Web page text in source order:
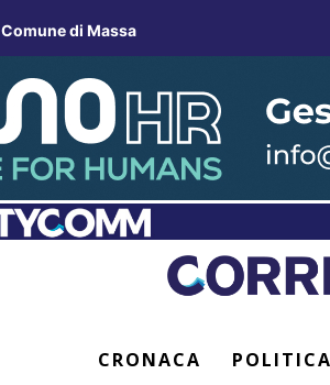
Comune di Massa
CRONACA POLITICA